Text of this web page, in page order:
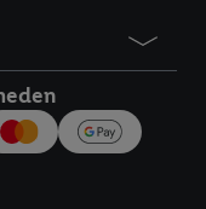
ook worden
identifiers die
retargeting
waarin je
door het product